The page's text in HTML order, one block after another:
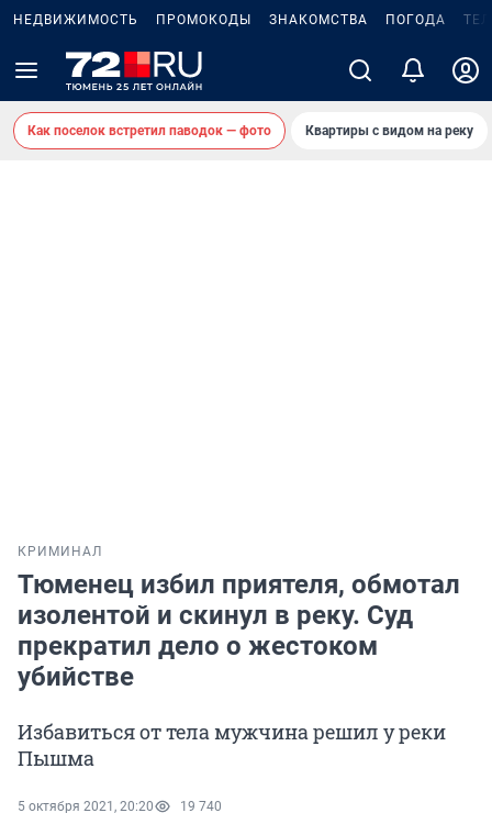
НЕДВИЖИМОСТЬ ПРОМОКОДЫ ЗНАКОМСТВА ПОГОДА
Как поселок встретил паводок — фото Квартиры с видом на реку
КРИМИНАЛ
Тюменец избил приятеля, обмотал
изолентой и скинул в реку. Суд
прекратил дело о жестоком
убийстве
Избавиться от тела мужчина решил у реки
Пышма
5 октября 2021, 20:20 19 740